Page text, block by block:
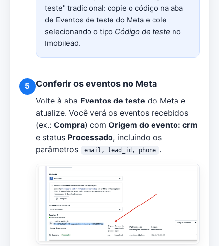
teste" tradicional: copie o código na aba
de Eventos de teste do Meta e cole
selecionando o tipo Código de teste no
Imobilead.
5 Conferir os eventos no Meta
Volte à aba Eventos de teste do Meta e
atualize. Você verá os eventos recebidos
(ex.: Compra) com Origem do evento: crm
e status Processado, incluindo os
parâmetros
email, lead_id, phone .